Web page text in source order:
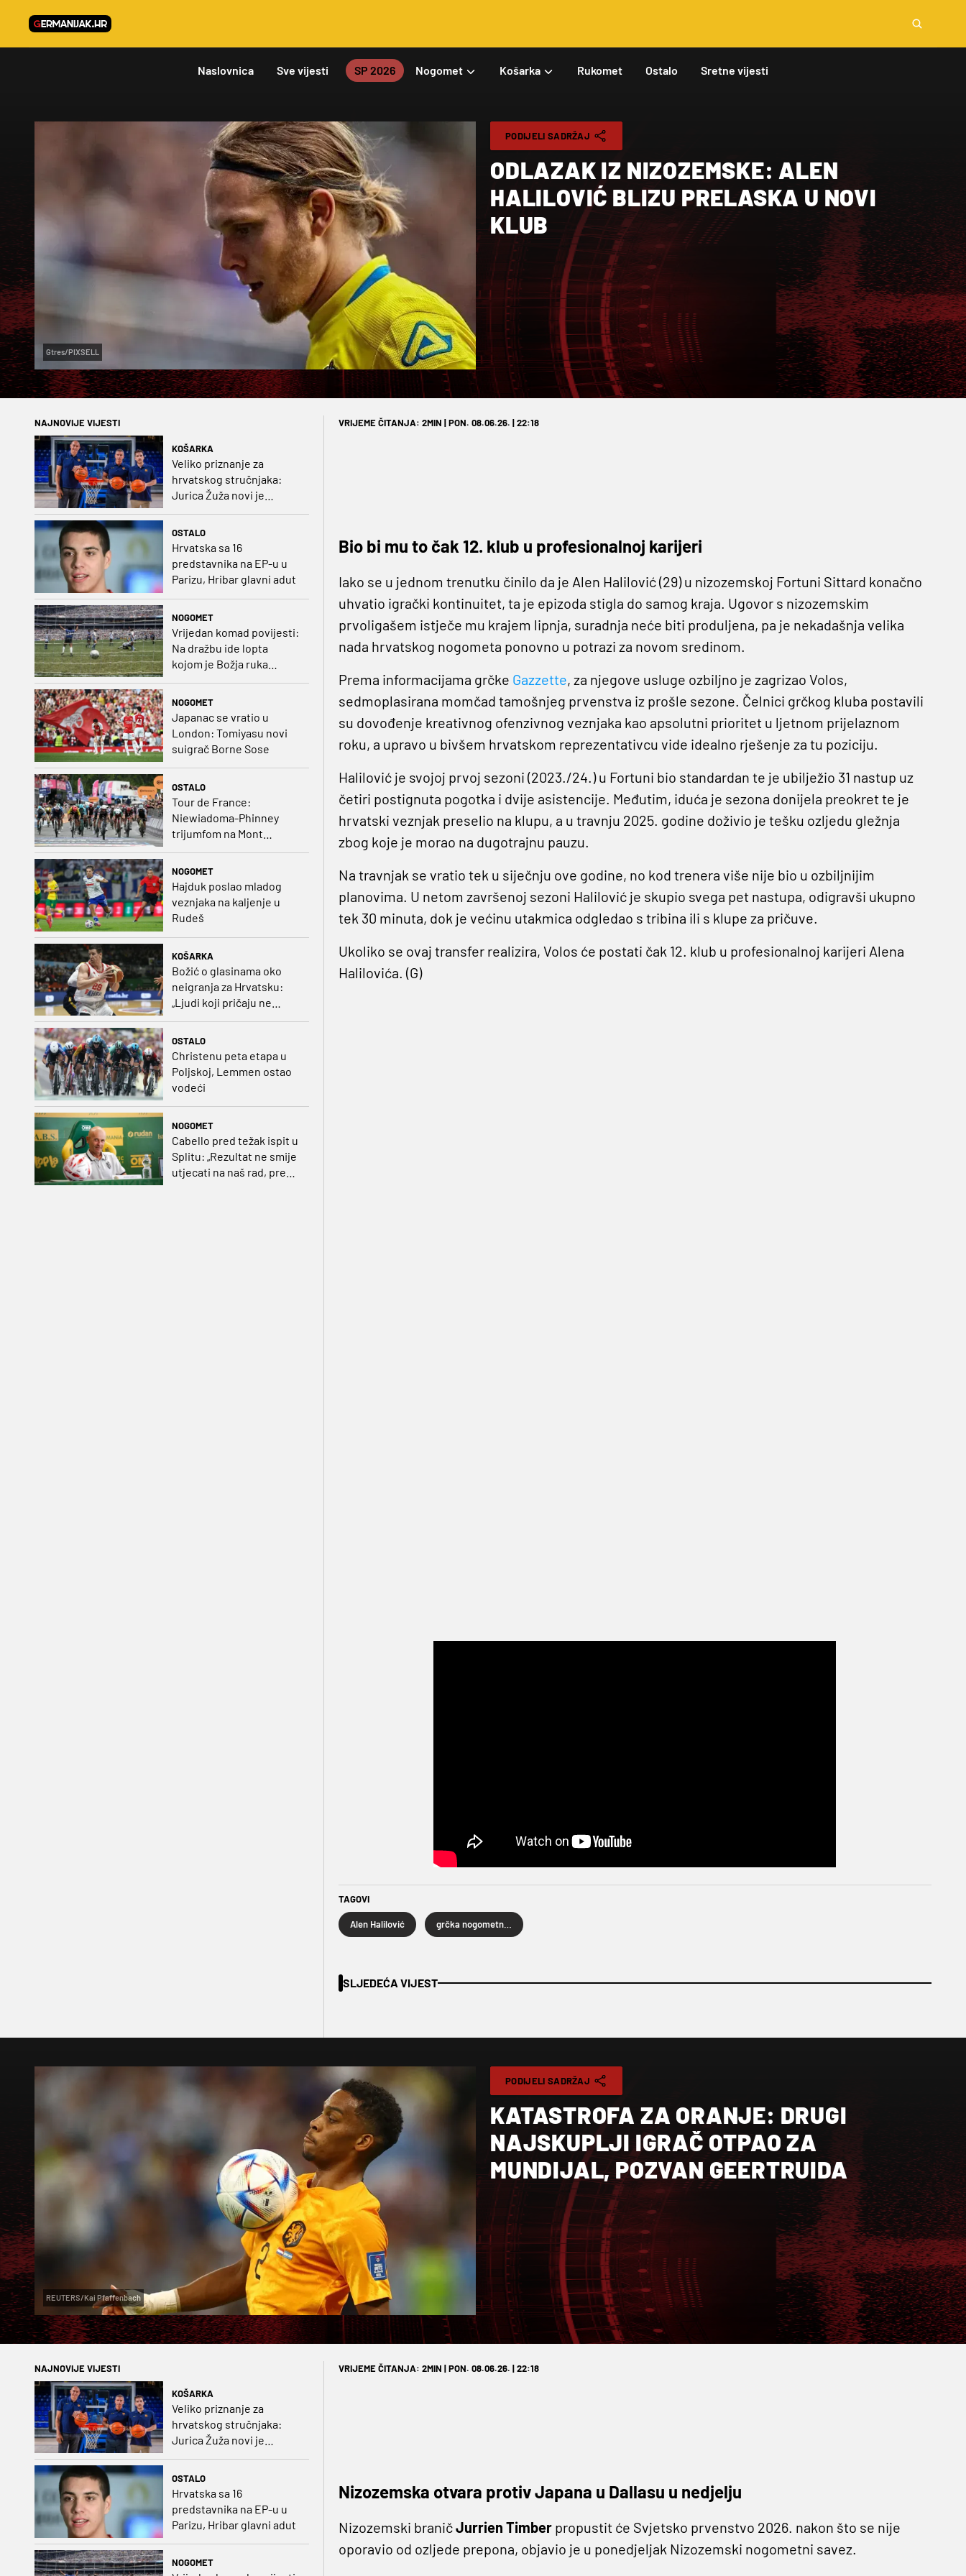
Naslovnica Sve vijesti SP 2026 Nogomet Košarka Rukomet Ostalo Sretne vijesti
Gtres/PIXSELL
PODIJELI SADRŽAJ
ODLAZAK IZ NIZOZEMSKE: ALEN
HALILOVIĆ BLIZU PRELASKA U NOVI
KLUB
NAJNOVIJE VIJESTI
KOŠARKA
Veliko priznanje za
hrvatskog stručnjaka:
Jurica Žuža novi je
OSTALO
Hrvatska sa 16
predstavnika na EP-u u
Parizu, Hribar glavni adut
NOGOMET
Vrijedan komad povijesti:
Na dražbu ide lopta
kojom je Božja ruka
postigla gol
NOGOMET
Japanac se vratio u
London: Tomiyasu novi
suigrač Borne Sose
OSTALO
Tour de France:
Niewiadoma-Phinney
trijumfom na Mont
NOGOMET
Hajduk poslao mladog
veznjaka na kaljenje u
Rudeš
KOŠARKA
Božić o glasinama oko
neigranja za Hrvatsku:
„Ljudi koji pričaju ne
plaćaju mi račune, ne
dušebrižnika“
OSTALO
Christenu peta etapa u
Poljskoj, Lemmen ostao
vodeći
NOGOMET
Cabello pred težak ispit u
Splitu: „Rezultat ne smije
utjecati na naš rad, pred
VRIJEME ČITANJA: 2MIN | PON. 08.06.26. | 22:18
Bio bi mu to čak 12. klub u profesionalnoj karijeri
Iako se u jednom trenutku činilo da je Alen Halilović (29) u nizozemskoj Fortuni Sittard konačno
uhvatio igrački kontinuitet, ta je epizoda stigla do samog kraja. Ugovor s nizozemskim
prvoligašem istječe mu krajem lipnja, suradnja neće biti produljena, pa je nekadašnja velika
nada hrvatskog nogometa ponovno u potrazi za novom sredinom.
Prema informacijama grčke Gazzette, za njegove usluge ozbiljno je zagrizao Volos,
sedmoplasirana momčad tamošnjeg prvenstva iz prošle sezone. Čelnici grčkog kluba postavili
su dovođenje kreativnog ofenzivnog veznjaka kao apsolutni prioritet u ljetnom prijelaznom
roku, a upravo u bivšem hrvatskom reprezentativcu vide idealno rješenje za tu poziciju.
Halilović je svojoj prvoj sezoni (2023./24.) u Fortuni bio standardan te je ubilježio 31 nastup uz
četiri postignuta pogotka i dvije asistencije. Međutim, iduća je sezona donijela preokret te je
hrvatski veznjak preselio na klupu, a u travnju 2025. godine doživio je tešku ozljedu gležnja
zbog koje je morao na dugotrajnu pauzu.
Na travnjak se vratio tek u siječnju ove godine, no kod trenera više nije bio u ozbiljnijim
planovima. U netom završenoj sezoni Halilović je skupio svega pet nastupa, odigravši ukupno
tek 30 minuta, dok je većinu utakmica odgledao s tribina ili s klupe za pričuve.
Ukoliko se ovaj transfer realizira, Volos će postati čak 12. klub u profesionalnoj karijeri Alena
Halilovića. (G)
TAGOVI
Alen Halilović grčka nogometna liga
SLJEDEĆA VIJEST
REUTERS/Kai Pfaffenbach
PODIJELI SADRŽAJ
KATASTROFA ZA ORANJE: DRUGI
NAJSKUPLJI IGRAČ OTPAO ZA
MUNDIJAL, POZVAN GEERTRUIDA
NAJNOVIJE VIJESTI
KOŠARKA
Veliko priznanje za
hrvatskog stručnjaka:
Jurica Žuža novi je
pomoćni trener
OSTALO
Hrvatska sa 16
predstavnika na EP-u u
Parizu, Hribar glavni adut
NOGOMET
VRIJEME ČITANJA: 2MIN | PON. 08.06.26. | 22:18
Nizozemska otvara protiv Japana u Dallasu u nedjelju
Nizozemski braničJurrien Timberpropustit će Svjetsko prvenstvo 2026. nakon što se nije
oporavio od ozljede prepona, objavio je u ponedjeljak Nizozemski nogometni savez.